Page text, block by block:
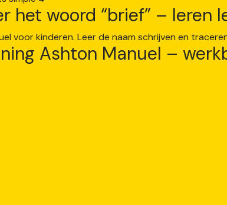
het woord “brief” – leren
Ashton Manuel –